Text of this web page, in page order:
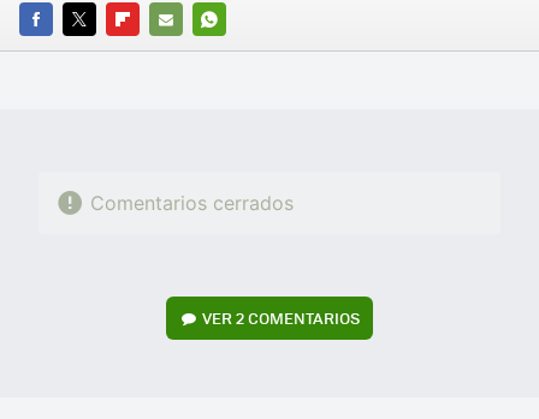
FACEBOOK
TWITTERFLIPBOARD
E-
WHATSAPP
Comentarios cerrados
VER2 COMENTARIOS